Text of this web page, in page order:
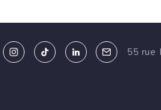
55 rue